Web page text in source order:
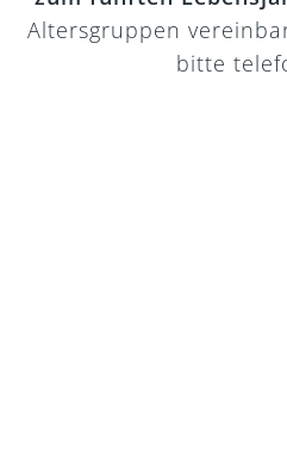
Altersgruppen
bitte